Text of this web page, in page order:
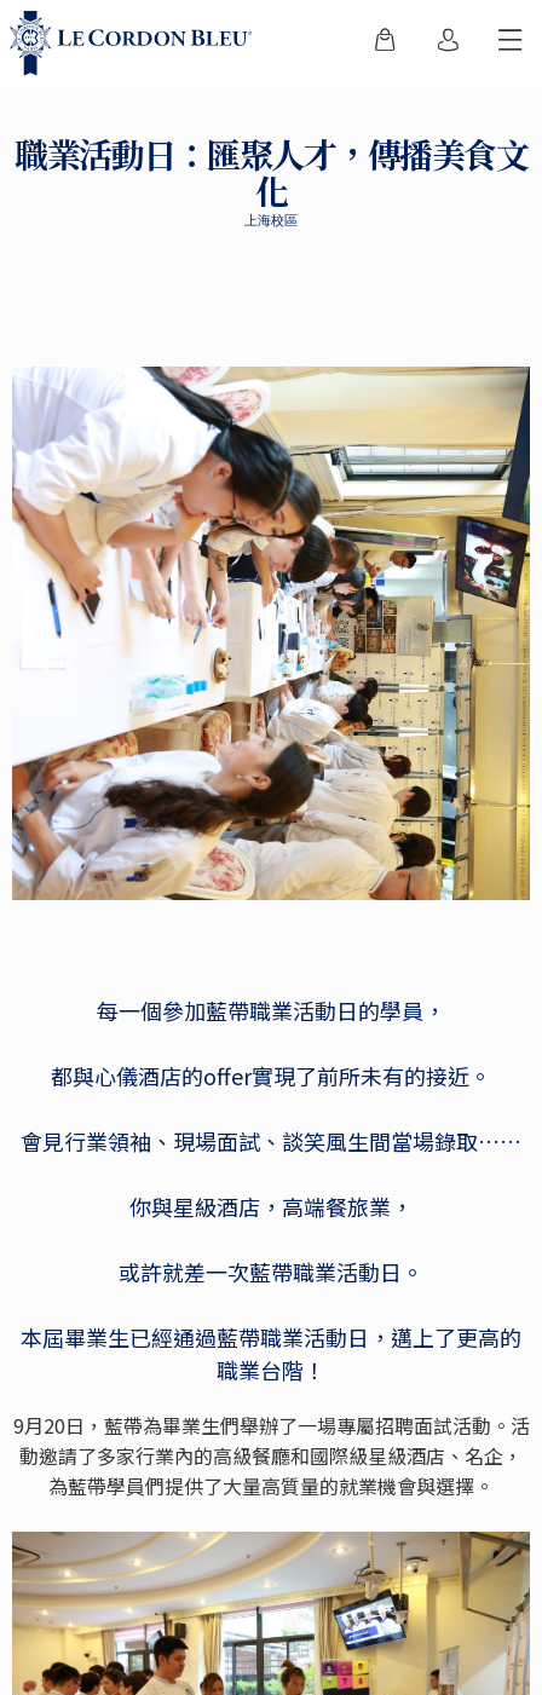
職業活動日：匯聚人才，傳播美食文
化
上海校區
每一個參加藍帶職業活動日的學員，
都與心儀酒店的offer實現了前所未有的接近。
會見行業領袖、現場面試、談笑風生間當場錄取……
你與星級酒店，高端餐旅業，
或許就差一次藍帶職業活動日。
本屆畢業生已經通過藍帶職業活動日，邁上了更高的
職業台階！
9月20日，藍帶為畢業生們舉辦了一場專屬招聘面試活動。活
動邀請了多家行業內的高級餐廳和國際級星級酒店、名企，
為藍帶學員們提供了大量高質量的就業機會與選擇。